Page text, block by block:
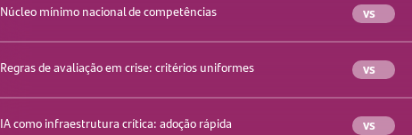
Núcleo mínimo nacional de competências vs
Regras de avaliação em crise: critérios uniformes vs
IA como infraestrutura crítica: adoção rápida vs